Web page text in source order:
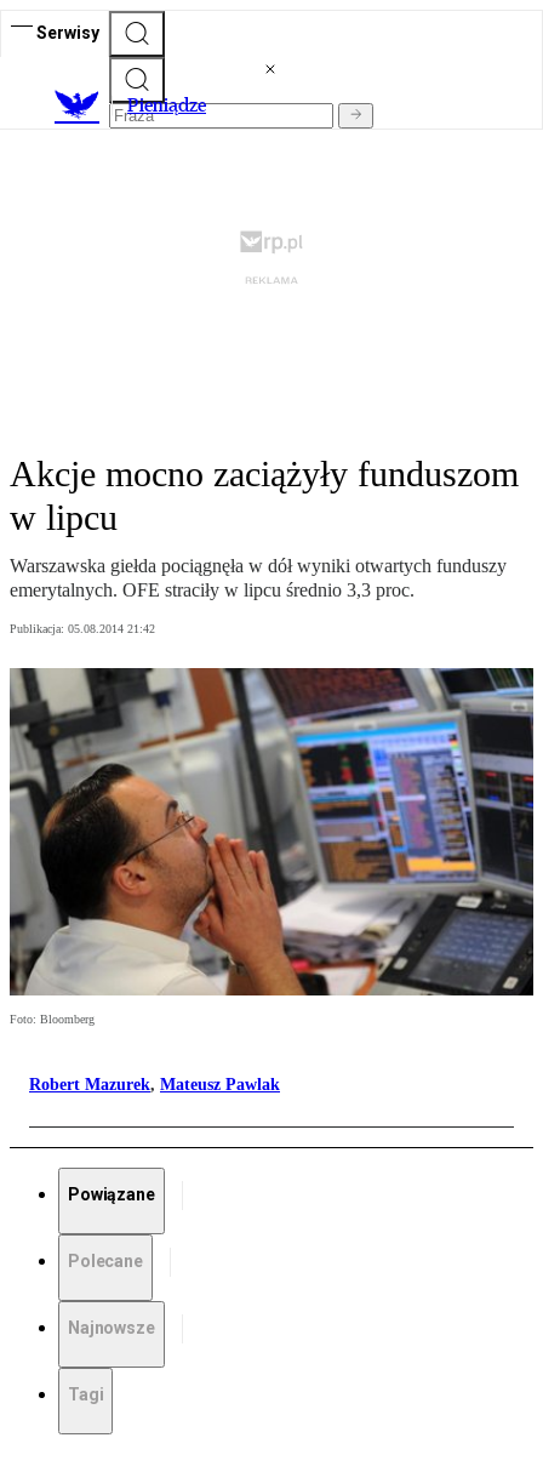
Serwisy
Pieniądze
Akcje mocno zaciążyły funduszom
w lipcu
Warszawska giełda pociągnęła w dół wyniki otwartych funduszy
emerytalnych. OFE straciły w lipcu średnio 3,3 proc.
Publikacja: 05.08.2014 21:42
Foto: Bloomberg
Robert Mazurek, Mateusz Pawlak
Powiązane
Polecane
Najnowsze
Tagi